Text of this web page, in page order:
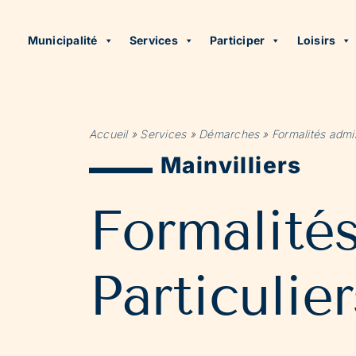
Municipalité Services Participer Loisirs
Accueil» Services» Démarches» Formalités
Mainvilliers